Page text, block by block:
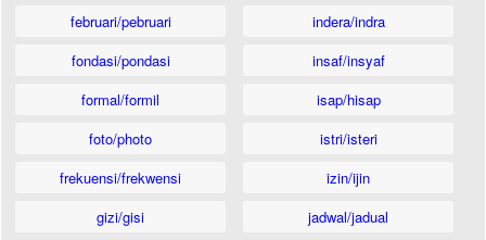
februari/pebruari
fondasi/pondasi
formal/formil
foto/photo
frekuensi/frekwensi
gizi/gisi
indera/indra
insaf/insyaf
isap/hisap
istri/isteri
izin/ijin
jadwal/jadual